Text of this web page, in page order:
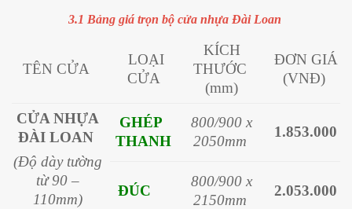
3.1 Bảng giá trọn bộ cửa nhựa Đài Loan
TÊN CỬA
LOẠI
CỬA
KÍCH
THƯỚC
(mm)
ĐƠN GIÁ
(VNĐ)
CỬA NHỰA
ĐÀI LOAN
(Độ dày tường
từ 90 –
110mm)
GHÉP
THANH
800/900 x
2050mm
1.853.000
ĐÚC
800/900 x
2150mm
2.053.000